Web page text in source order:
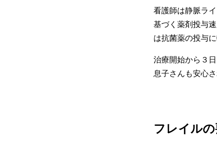
看護師は静脈ラ
基づく薬剤投与
は抗菌薬の投与
治療開始から３
息子さんも安心
フレイル